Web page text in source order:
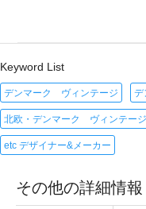
Keyword List
デンマーク ヴィンテージ デ
北欧・デンマーク ヴィンテー
etc デザイナー&メーカー
その他の詳細情報